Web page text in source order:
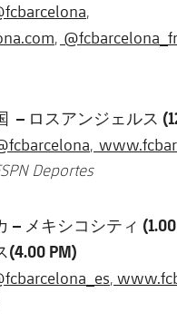
,
,
– ロスアンジェルス
,
Deportes
– メキシコシティ
(4.00 PM)
,